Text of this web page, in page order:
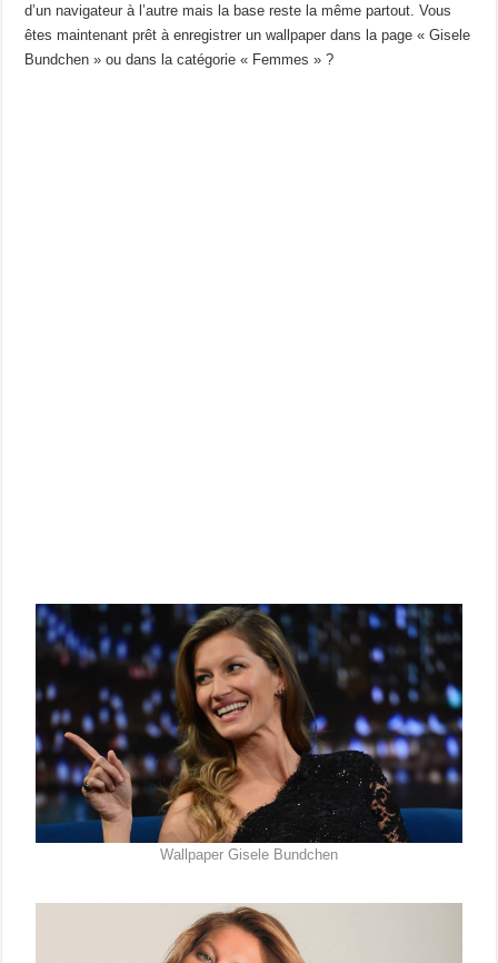
d’un navigateur à l’autre mais la base reste la même partout. Vous
êtes maintenant prêt à enregistrer un wallpaper dans la page « Gisele
Bundchen » ou dans la catégorie « Femmes » ?
Wallpaper Gisele Bundchen